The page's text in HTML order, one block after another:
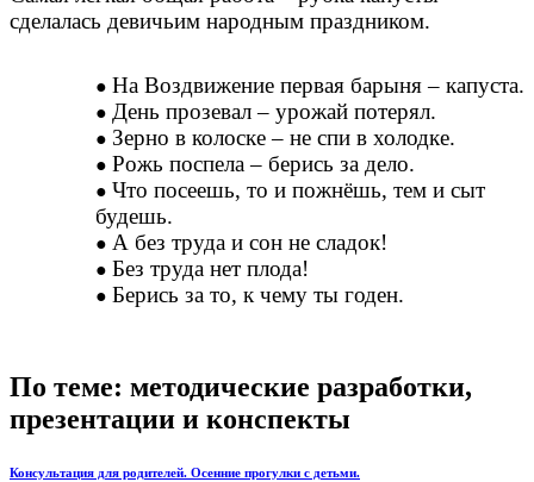
сделалась девичьим народным праздником.
На Воздвижение первая барыня – капуста.
День прозевал – урожай потерял.
Зерно в колоске – не спи в холодке.
Рожь поспела – берись за дело.
Что посеешь, то и пожнёшь, тем и сыт
будешь.
А без труда и сон не сладок!
Без труда нет плода!
Берись за то, к чему ты годен.
По теме: методические разработки,
презентации и конспекты
Консультация для родителей. Осенние прогулки с детьми.